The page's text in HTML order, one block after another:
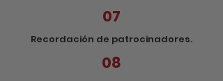
07
Recordación de patrocinadores.
08